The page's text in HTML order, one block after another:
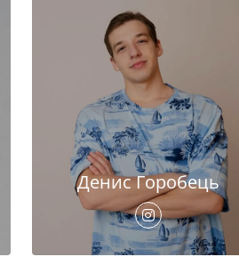
Денис Горобець